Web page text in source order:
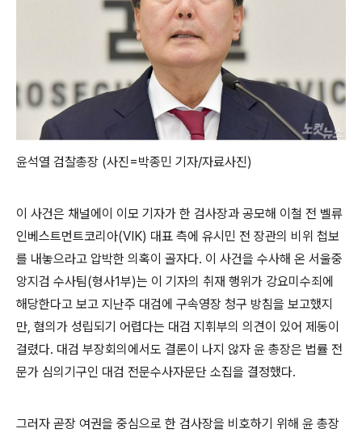
윤석열 검찰총장 (사진=박종민 기자/자료사진)
이 사건은 채널에이 이모 기자가 한 검사장과 공모해 이철 전 벨류
인베스트먼트코리아(VIK) 대표 측에 유시민 전 장관의 비위 첩보
를 내놓으라고 압박한 의혹이 골자다. 이 사건을 수사해 온 서울중
앙지검 수사팀(형사1부)는 이 기자의 취재 행위가 강요미수죄에
해당한다고 보고 지난주 대검에 구속영장 청구 방침을 보고했지
만, 혐의가 성립되기 어렵다는 대검 지휘부의 의견이 있어 제동이
걸렸다. 대검 부장회의에서도 결론이 나지 않자 윤 총장은 법률 전
문가 심의기구인 대검 전문수사자문단 소집을 결정했다.
그러자 곧장 여권을 중심으로 한 검사장을 비호하기 위해 윤 총장